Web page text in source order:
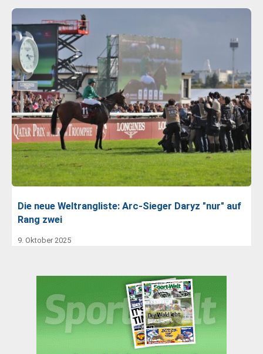
Die neue Weltrangliste: Arc-Sieger Daryz "nur" auf
Rang zwei
9. Oktober 2025